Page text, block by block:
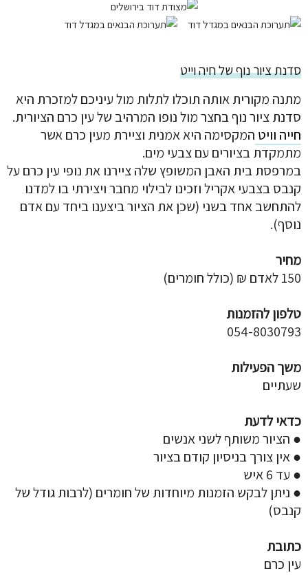
סדנת ציור נוף של חיה וייט
מתנה מקורית אותה תוכלו לתלות מול עיניכם למזכרת היא
סדנת ציור נוף בחצר מול נופו המרהיב של עין כרם הציורית.
חייה וויט המקסימה היא אמנית וציירת מעין כרם אשר
מתמקדת בציורים עם צבעי מים.
במרפסת בית האבן המשופץ שלה ציירנו את נופי עין כרם על
קנבס בצבעי אקריל וזכינו לבילוי מחבר ויצירתי בו למדנו
להתחשב אחד בשני (שכן את הציור ביצענו ביחד עם אדם
נוסף).
מחיר
150 לאדם ₪ (כולל חומרים)
טלפון להזמנות
054-8030793
משך הפעילות
שעתיים
כדאי לדעת
● הציור משותף לשני אנשים
● אין צורך בניסיון קודם בציור
● עד 6 איש
● ניתן לבקש הזמנות מיוחדות של חומרים (לרבות גודל של
קנבס)
כתובת
עין כרם